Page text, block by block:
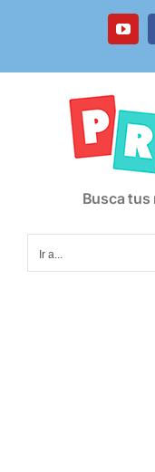
Busca tus
Ir a...